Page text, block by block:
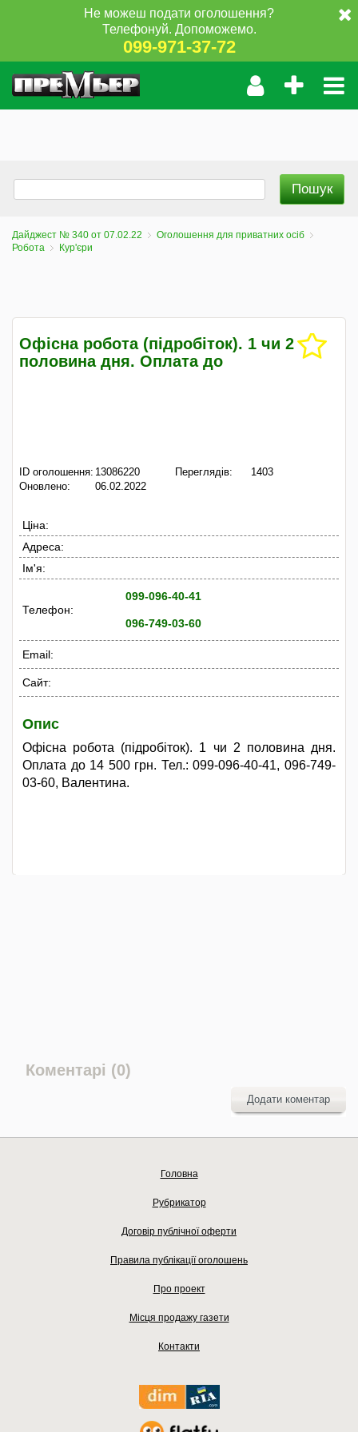
Не можеш подати оголошення?
Телефонуй. Допоможемо.
099-971-37-72
Дайджест № 340 от 07.02.22
Оголошення для приватних осіб
Робота
Кур'єри
Офісна робота (підробіток). 1 чи 2
половина дня. Оплата до
ID оголошення: 13086220
Оновлено:
06.02.2022
Переглядів: 1403
Ціна:
Адреса:
Ім'я:
Телефон:
099-096-40-41
096-749-03-60
Email:
Сайт:
Опис
Офісна робота (підробіток). 1 чи 2 половина дня.
Оплата до 14 500 грн. Тел.: 099-096-40-41, 096-749-
03-60, Валентина.
Коментарі (0)
Додати коментар
Головна
Рубрикатор
Договір публічної оферти
Правила публікації оголошень
Про проект
Місця продажу газети
Контакти